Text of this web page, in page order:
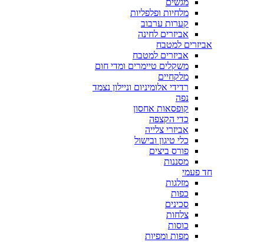
מגשים
מלחיות ופלפליות
קערות ערבוב
אביזרים לחינה
אביזרים למטבח
אביזרים למטבח
משקלים טיימרים ומדי חום
מלקחיים
רדידי אלומיניום וניילון נצמד
נפה
קופסאות אחסון
כדי הקצפה
אביזרי צלייה
כלי טיגון ובישול
פורס ביצים
מסננות
חד פעמי
מזלגות
כפות
סכינים
צלחות
כוסות
מפות ומפיות